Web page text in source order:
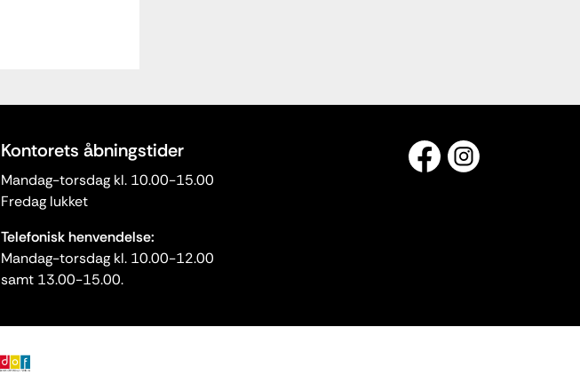
Kontorets åbningstider
Mandag-torsdag kl. 10.00-15.00
Fredag lukket
Telefonisk henvendelse:
Mandag-torsdag kl. 10.00-12.00
samt 13.00-15.00.